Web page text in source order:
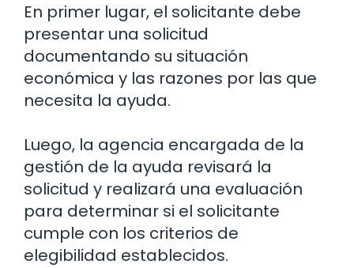
En primer lugar, el solicitante debe
presentar una solicitud
documentando su situación
económica y las razones por las que
necesita la ayuda.
Luego, la agencia encargada de la
gestión de la ayuda revisará la
solicitud y realizará una evaluación
para determinar si el solicitante
cumple con los criterios de
elegibilidad establecidos.